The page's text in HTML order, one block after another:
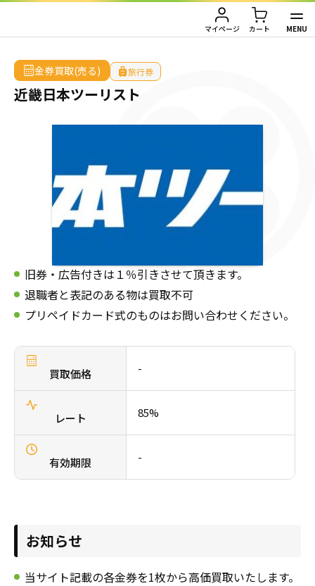
マイページ カート MENU
金券買取（金券を売りたい方）
金券買取価格一覧
切手
JAL・ANA航空券（株主優待券）
ハガキ・レターパック・印紙
商品券・ギフト券
レジャーチケット
通信・テレカ
生活関連
図書カード・QUO（クオ）カード
金券購入TOP
切手
株主優待券
ハガキ・レターパック・印紙
商品券・ギフト券
ビール券
レジャーチケット
通信・テレカ
生活関連・お食事券
図書カード・QUO（クオ）カード
お客様の声
店舗情報
採用情報
コラム
お知らせ
金券買取(売る) 旅行券
近畿日本ツーリスト
旧券・広告付きは１％引きさせて頂きます。
退職者と表記のある物は買取不可
プリペイドカード式のものはお問い合わせください。
買取価格 -
レート 85%
有効期限 -
お知らせ
当サイト記載の各金券を1枚から高価買取いたします。